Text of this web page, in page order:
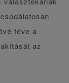
téve a
az